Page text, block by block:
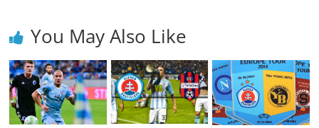
You May Also Like